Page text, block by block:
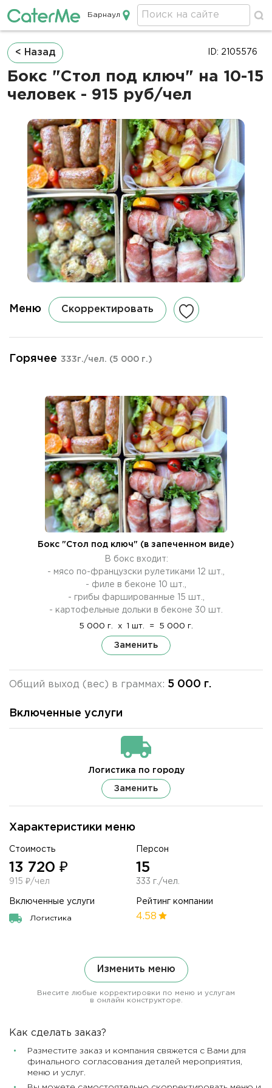
Кейтеринг в Барнауле
Барнаул
Строка
навигации
< Назад
Бокс "Стол под ключ" на 10-15
человек - 915 руб/чел
ID: 2105576
Характеристики меню
Стоимость
13 720 ₽
915 ₽/чел
Персон
15
333 г./чел.
Включенные услуги
Логистика
Рейтинг компании
4.58
Меню Скорректировать
Горячее 333г./чел. (5 000 г.)
Бокс "Стол под ключ" (в запеченном виде)
В бокс входит:
- мясо по-французски рулетиками 12 шт.,
- филе в беконе 10 шт.,
- грибы фаршированные 15 шт.,
- картофельные дольки в беконе 30 шт.
5 000 г. x 1 шт. = 5 000 г.
Заменить
Общий выход (вес) в граммах: 5 000 г.
Изменить меню
Внесите любые корректировки по меню и услугам
в онлайн конструкторе.
Включенные услуги
Логистика по городу
Заменить
Как сделать заказ?
Разместите заказ и компания свяжется с Вами для
финального согласования деталей мероприятия,
меню и услуг.